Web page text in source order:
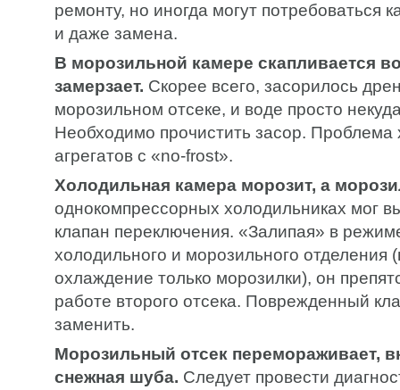
ремонту, но иногда могут потребоваться
и даже замена.
В морозильной камере скапливается
замерзает. Скорее всего, засорилось
морозильном отсеке, и воде просто
Необходимо прочистить засор. Проблема
агрегатов с «no-frost».
Холодильная камера морозит, а
однокомпрессорных холодильниках мог
клапан переключения. «Залипая» в
холодильного и морозильного отделения
охлаждение только морозилки), он
работе второго отсека. Поврежденный
заменить.
Морозильный отсек перемораживает,
снежная шуба. Следует провести